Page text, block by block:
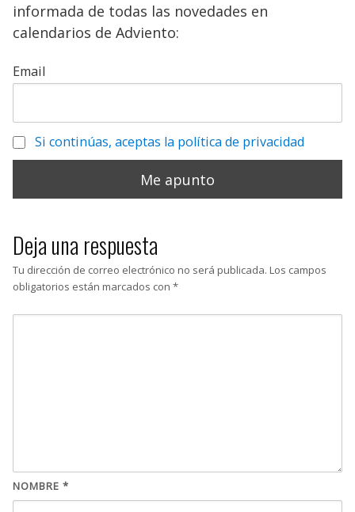
informada de todas las novedades en
calendarios de Adviento:
Email
Si continúas, aceptas la política de privacidad
Deja una respuesta
Tu dirección de correo electrónico no será publicada. Los campos
obligatorios están marcados con *
NOMBRE *